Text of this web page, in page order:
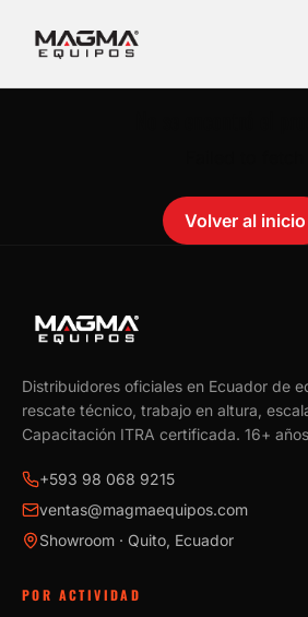
Volver al inicio
Distribuidores oficiales en Ecuador de
rescate técnico, trabajo en altura,
Capacitación ITRA certificada. 16+
+593 98 068 9215
ventas@magmaequipos.com
Showroom · Quito, Ecuador
POR ACTIVIDAD